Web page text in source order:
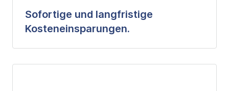
Sofortige und langfristige
Kosteneinsparungen.